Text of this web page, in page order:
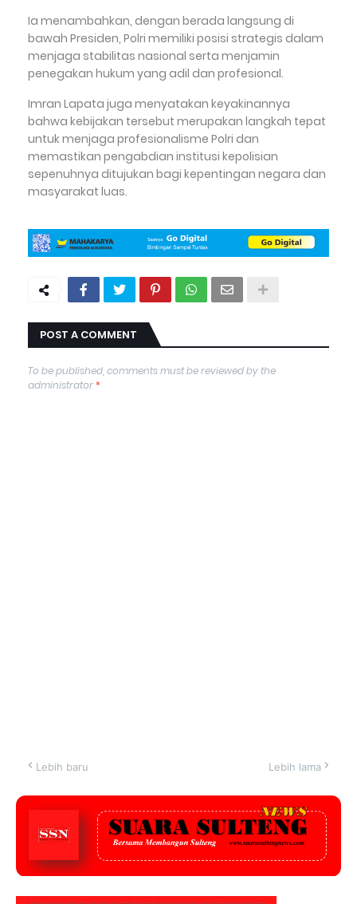
Ia menambahkan, dengan berada langsung di
bawah Presiden, Polri memiliki posisi strategis dalam
menjaga stabilitas nasional serta menjamin
penegakan hukum yang adil dan profesional.
Imran Lapata juga menyatakan keyakinannya
bahwa kebijakan tersebut merupakan langkah tepat
untuk menjaga profesionalisme Polri dan
memastikan pengabdian institusi kepolisian
sepenuhnya ditujukan bagi kepentingan negara dan
masyarakat luas.
POST A COMMENT
To be published, comments must be reviewed by the
administrator*
Lebih baru Lebih lama